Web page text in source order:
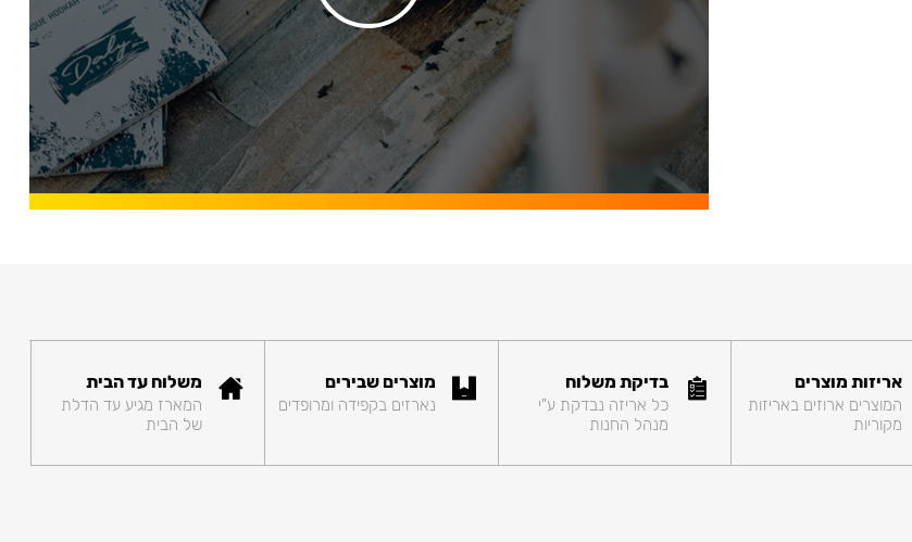
אריזות מוצרים
המוצרים ארוזים באריזות
מקוריות
בדיקת משלוח
כל אריזה נבדקת ע"י
מנהל החנות
מוצרים שבירים
נארזים בקפידה ומרופדים
משלוח עד הבית
המארז מגיע עד הדלת
של הבית